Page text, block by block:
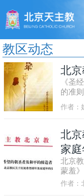
教区动态
首页
教区动态
修院生活
艺术欣赏
政策法规
北
《圣
的准
地与
主的
力、
(参《
推崇
圣言
心"的
际传
言年"
作者：
北
家
北京
蒙羞
真福
求，
作者：